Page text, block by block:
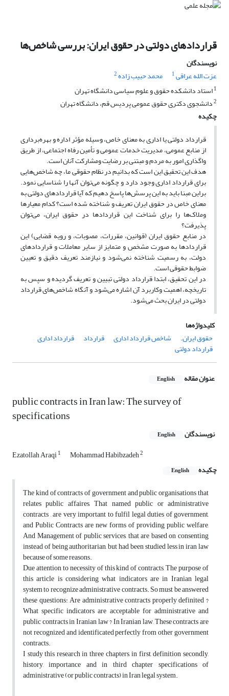
قرارداد‌های دولتی در حقوق ایران: بررسی شاخص‌‌ها
نویسندگان
عزت الله عراقی1 محمد حبیب زاده2
1استاد دانشکده حقوق و علوم سیاسی دانشگاه تهران
2دانشجوی دکتری حقوق عمومی پردیس قم، دانشگاه تهران
چکیده
قرارداد دولتی یا اداری به معنای خاص، وسیله مؤثر اداره و بهره‌برداری
از منابع عمومی، مدیریت خدمات عمومی و تأمین رفاه اجتماعی، از طریق
واگذاری امور به مردم و مبتنی بر رضایت ومشارکت آنان است.
هدف این تحقیق این است که بدانیم در نظام حقوقی ما، چه شاخص‌‌هایی
برای قرارداد اداری وجود دارد و چگونه می‌توان آنها را شناسایی نمود.
براین مبنا باید به این پرسش‌ها پاسخ دهیم که آیا قرارداد‌های دولتی به
معنای خاص در حقوق ایران تعریف و شناخته شده است؟ کدام معیار‌ها
وملاک‌‌ها را برای شناخت این قرارداد‌ها در حقوق ایران، می‌توان
پذیرفت؟
در منابع حقوق ایران (قوانین، مقررات، مصوبات، و رویه قضایی) این
قرارداد‌ها به صورت مشخص و متمایز از سایر معاملات و قرارداد‌های
دولت، به رسمیت شناخته نمی‌شود و نیازمند تعریف دقیق و تعیین
ضوابط حقوقی است.
در این تحقیق، ابتدا قرارداد دولتی تبیین و تعریف گردیده و سپس به
تاریخچه، اهمیت وکاربرد آن اشاره می‌شود و آنگاه شاخص‌‌های قرارداد
دولتی در ایران بحث می‌شود.
کلیدواژه‌ها
حقوق ایران.
شاخص قرارداد اداری قرارداد قرارداد اداری
قرارداد دولتی
عنوان مقاله English
public contracts in Iran law: The survey of
specifications
نویسندگان English
Ezatollah Araqi1 Mohammad Habibzadeh2
چکیده English
The kind of contracts of government and public organisations that
relates public affaires, That named public or administrative
contracts , are very important to fulfil legal duties of government,
and Public Contracts are new forms of providing public welfare,
And Management of public services, that are based on consenting
instead of being authoritarian, but had been studied less in iran law
because of some reasons.
Due attention to necessity of this kind of contracts, The purpose of
this article is considering what indicators are in Iranian legal
system to recognize administrative contracts. So must be answered
these questions: Are administrative contracts properly definited ?
What specific indicators are acceptable for administrative and
public contracts in Iranian law ? In Iranian law, These contracts are
not recognized and identificated perfectly from other government
contracts.
I study this research in three chapters, in first, definition secondly,
history, importance and in third chapter specifications of
administrative (or public contracts) in Iran legal system.